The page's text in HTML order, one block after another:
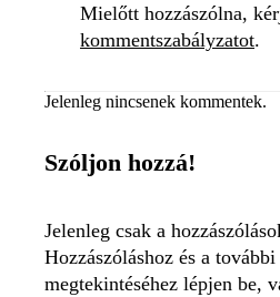
Mielőtt hozzászólna,
kommentszabályzatot.
Jelenleg nincsenek kommentek.
Szóljon hozzá!
Jelenleg csak a
Hozzászóláshoz és a
megtekintéséhez lépjen be,